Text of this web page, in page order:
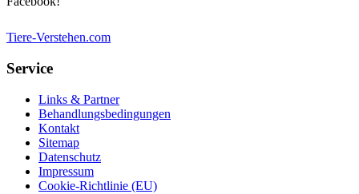
Tiere-Verstehen.com
Service
Links & Partner
Behandlungsbedingungen
Kontakt
Sitemap
Datenschutz
Impressum
Cookie-Richtlinie (EU)